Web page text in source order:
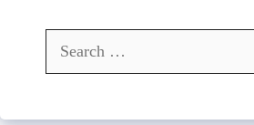
Search
for: